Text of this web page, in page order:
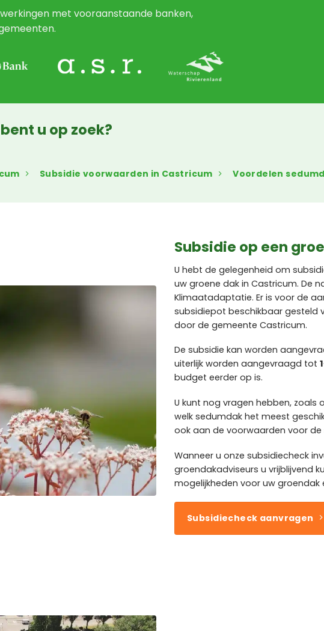
met vooraanstaande banken,
u op zoek?
Subsidie voorwaarden in Castricum Voordelen
Subsidie op een
U hebt de gelegenheid om
uw groene dak in Castricum. De
Klimaatadaptatie. Er is voor de
subsidiepot beschikbaar gesteld
door de gemeente Castricum.
De subsidie kan worden
uiterlijk worden aangevraagd tot
budget eerder op is.
U kunt nog vragen hebben, zoals
welk sedumdak het meest
ook aan de voorwaarden voor
Wanneer u onze subsidiecheck
groendakadviseurs u vrijblijvend
mogelijkheden voor uw groendak
Subsidiecheck aanvragen